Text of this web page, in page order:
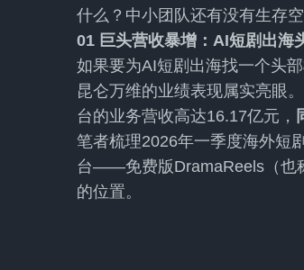
什么？中小团队还有没有生存
01 巨头营收暴增：AI短剧出海
如果要为AI短剧出海找一个头
昆仑万维的业绩表现属实亮眼
台的业务营收高达16.17亿元，
笔者梳理2026年一季度海外短
台——免费版DramaReels（也
的位置。